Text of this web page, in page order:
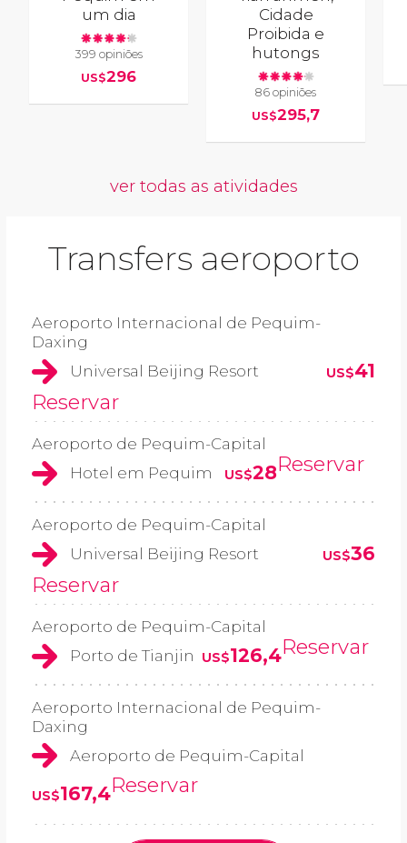
um dia
399 opiniões
US$296
Cidade
Proibida e
hutongs
86 opiniões
US$295,7
ver todas as atividades
Transfers aeroporto
Aeroporto Internacional de Pequim-
Daxing
Universal Beijing Resort
US$41
Reservar
Aeroporto de Pequim-Capital
Hotel em Pequim
US$28Reservar
Aeroporto de Pequim-Capital
Universal Beijing Resort
US$36
Reservar
Aeroporto de Pequim-Capital
Porto de Tianjin
US$126,4Reservar
Aeroporto Internacional de Pequim-
Daxing
Aeroporto de Pequim-Capital
US$167,4Reservar